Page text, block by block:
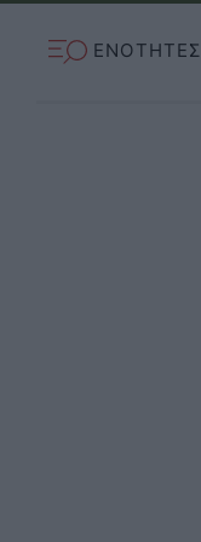
ΕΝΟΤΗΤΕΣ